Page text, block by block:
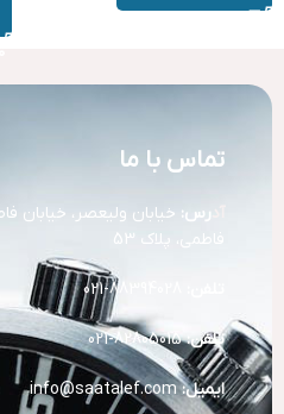
تماس با ما
رس: خیابان ولیعصر، خیابان
فاطمی، پلاک 53
تلفن:82805015-021
ایمیل: info@saatalef.com